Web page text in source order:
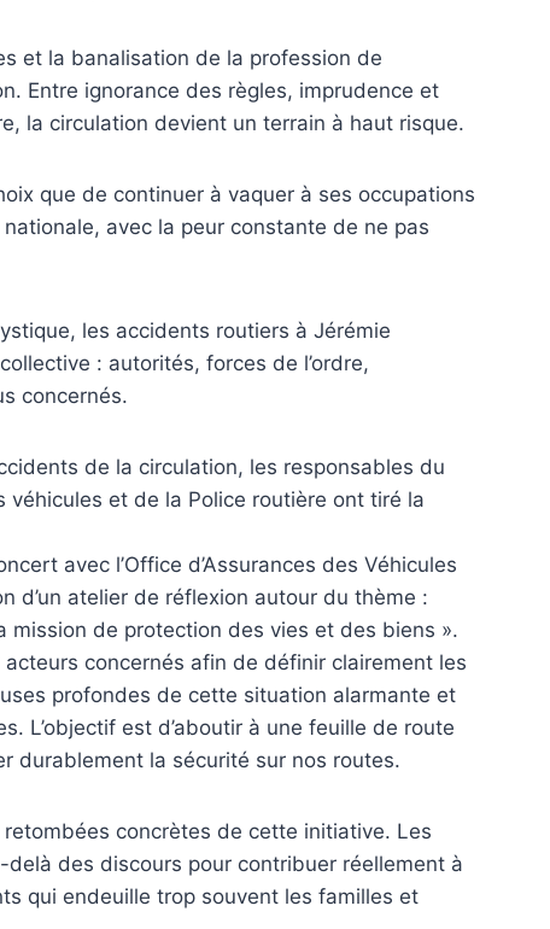
et la banalisation de la profession de
Entre ignorance des règles, imprudence et
la circulation devient un terrain à haut risque.
que de continuer à vaquer à ses occupations
avec la peur constante de ne pas
les accidents routiers à Jérémie
: autorités, forces de l’ordre,
concernés.
de la circulation, les responsables du
et de la Police routière ont tiré la
avec l’Office d’Assurances des Véhicules
d’un atelier de réflexion autour du thème :
mission de protection des vies et des biens ».
concernés afin de définir clairement les
profondes de cette situation alarmante et
L’objectif est d’aboutir à une feuille de route
durablement la sécurité sur nos routes.
concrètes de cette initiative. Les
des discours pour contribuer réellement à
qui endeuille trop souvent les familles et